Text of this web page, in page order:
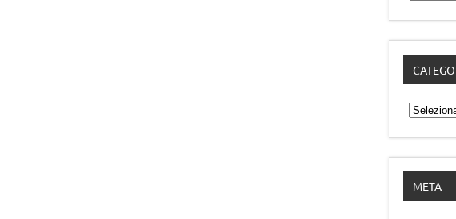
META